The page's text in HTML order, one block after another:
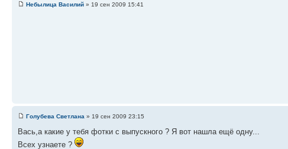
Небылица Василий » 19 сен 2009 15:41
Голубева Светлана » 19 сен 2009 23:15
Вась,а какие у тебя фотки с выпускного ? Я вот нашла ещё одну...
Всех узнаете ?